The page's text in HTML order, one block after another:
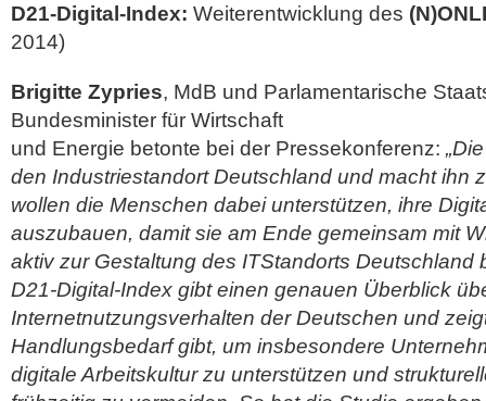
D21-Digital-Index: Weiterentwicklung des
2014)
Brigitte Zypries, MdB und Parlamentarische
Bundesminister für Wirtschaft
und Energie betonte bei der Pressekonferenz:
den Industriestandort Deutschland und macht ihn
wollen die Menschen dabei unterstützen, ihre
auszubauen, damit sie am Ende gemeinsam mit
aktiv zur Gestaltung des ITStandorts Deutschland
D21-Digital-Index gibt einen genauen Überblick
Internetnutzungsverhalten der Deutschen und
Handlungsbedarf gibt, um insbesondere
digitale Arbeitskultur zu unterstützen und